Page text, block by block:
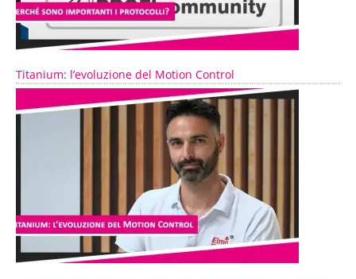
Titanium: l’evoluzione del Motion Control